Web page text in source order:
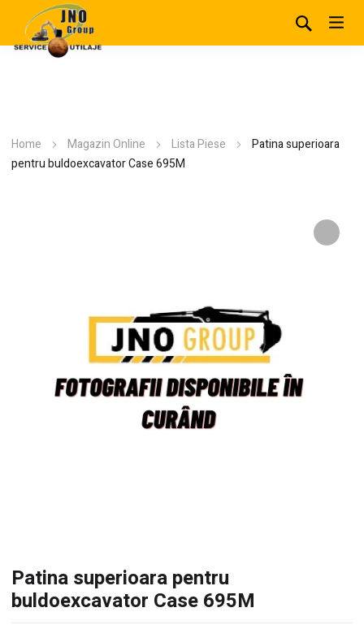
Home Magazin Online Lista Piese
Patina superioara
pentru buldoexcavator Case 695M
Patina superioara pentru
buldoexcavator Case 695M